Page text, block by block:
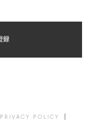
PRIVACY POLICY